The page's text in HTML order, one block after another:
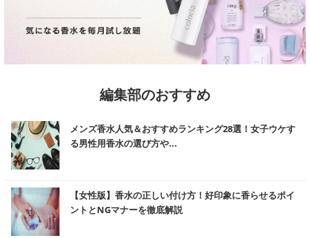
編集部のおすすめ
メンズ香水人気＆おすすめランキング28選！女子ウケす
る男性用香水の選び方や...
【女性版】香水の正しい付け方！好印象に香らせるポイ
ントとNGマナーを徹底解説